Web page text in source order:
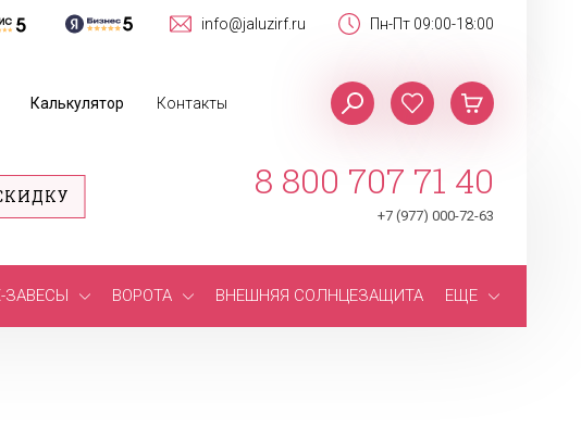
Пн-Пт 09:00-18:00
info@jaluzirf.ru
Калькулятор Контакты
8 800 707 71 40
+7 (977) 000-72-63
ЗАВЕСЫ ВОРОТА ВНЕШНЯЯ СОЛНЦЕЗАЩИТА ЕЩЕ